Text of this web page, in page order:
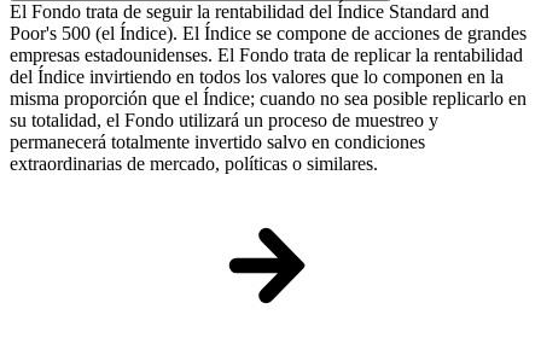
El Fondo trata de seguir la rentabilidad del Índice Standard and
Poor's 500 (el Índice). El Índice se compone de acciones de grandes
empresas estadounidenses. El Fondo trata de replicar la rentabilidad
del Índice invirtiendo en todos los valores que lo componen en la
misma proporción que el Índice; cuando no sea posible replicarlo en
su totalidad, el Fondo utilizará un proceso de muestreo y
permanecerá totalmente invertido salvo en condiciones
extraordinarias de mercado, políticas o similares.